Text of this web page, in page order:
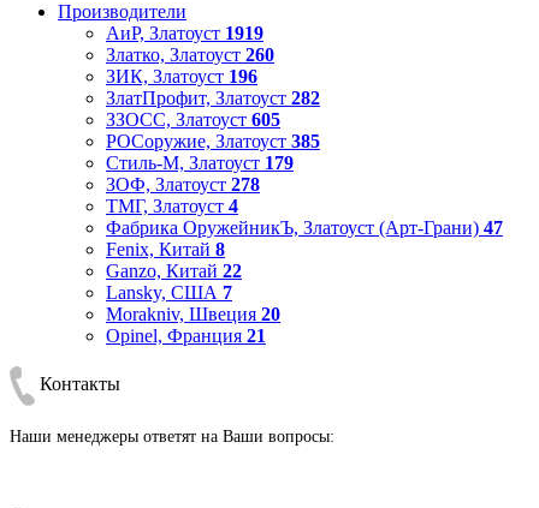
Производители
АиР, Златоуст 1919
Златко, Златоуст 260
ЗИК, Златоуст 196
ЗлатПрофит, Златоуст 282
ЗЗОСС, Златоуст 605
РОСоружие, Златоуст 385
Стиль-М, Златоуст 179
ЗОФ, Златоуст 278
ТМГ, Златоуст 4
Фабрика ОружейникЪ, Златоуст (Арт-Грани) 47
Fenix, Китай 8
Ganzo, Китай 22
Lansky, США 7
Morakniv, Швеция 20
Opinel, Франция 21
Контакты
Наши менеджеры ответят на Ваши вопросы: